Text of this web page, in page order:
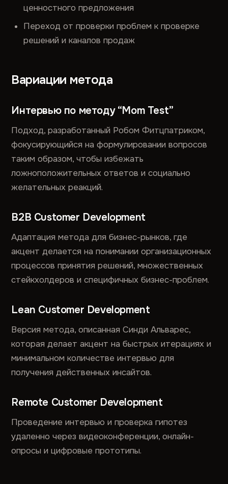
ценностного предложения
Переход от проверки проблем к проверке
решений и каналов продаж
Вариации метода
Интервью по методу “Mom Test”
Подход, разработанный Робом Фитцпатриком,
фокусирующийся на формулировании вопросов
таким образом, чтобы избежать
ложноположительных ответов и социально
желательных реакций.
B2B Customer Development
Адаптация метода для бизнес-рынков, где
акцент делается на понимании организационных
процессов принятия решений, множественных
стейкхолдеров и специфичных бизнес-проблем.
Lean Customer Development
Версия метода, описанная Синди Альварес,
которая делает акцент на быстрых итерациях и
минимальном количестве интервью для
получения действенных инсайтов.
Remote Customer Development
Проведение интервью и проверка гипотез
удаленно через видеоконференции, онлайн-
опросы и цифровые прототипы.